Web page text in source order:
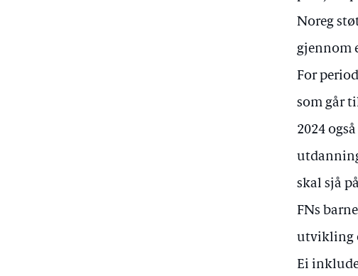
Noreg
gjennom
For
som går
2024
skal sjå
FNs
utvikling
Ei